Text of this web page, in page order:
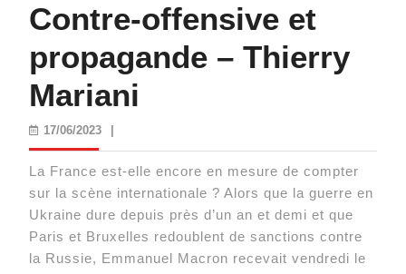
Contre-offensive et
propagande – Thierry
Mariani
17/06/202317/06/2023
La France est-elle encore en mesure de compter
sur la scène internationale ? Alors que la guerre en
Ukraine dure depuis près d’un an et demi et que
Paris et Bruxelles redoublent de sanctions contre
la Russie, Emmanuel Macron recevait vendredi le